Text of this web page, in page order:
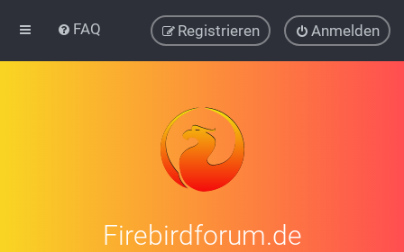
FAQ Anmelden
Registrieren
Firebirdforum.de